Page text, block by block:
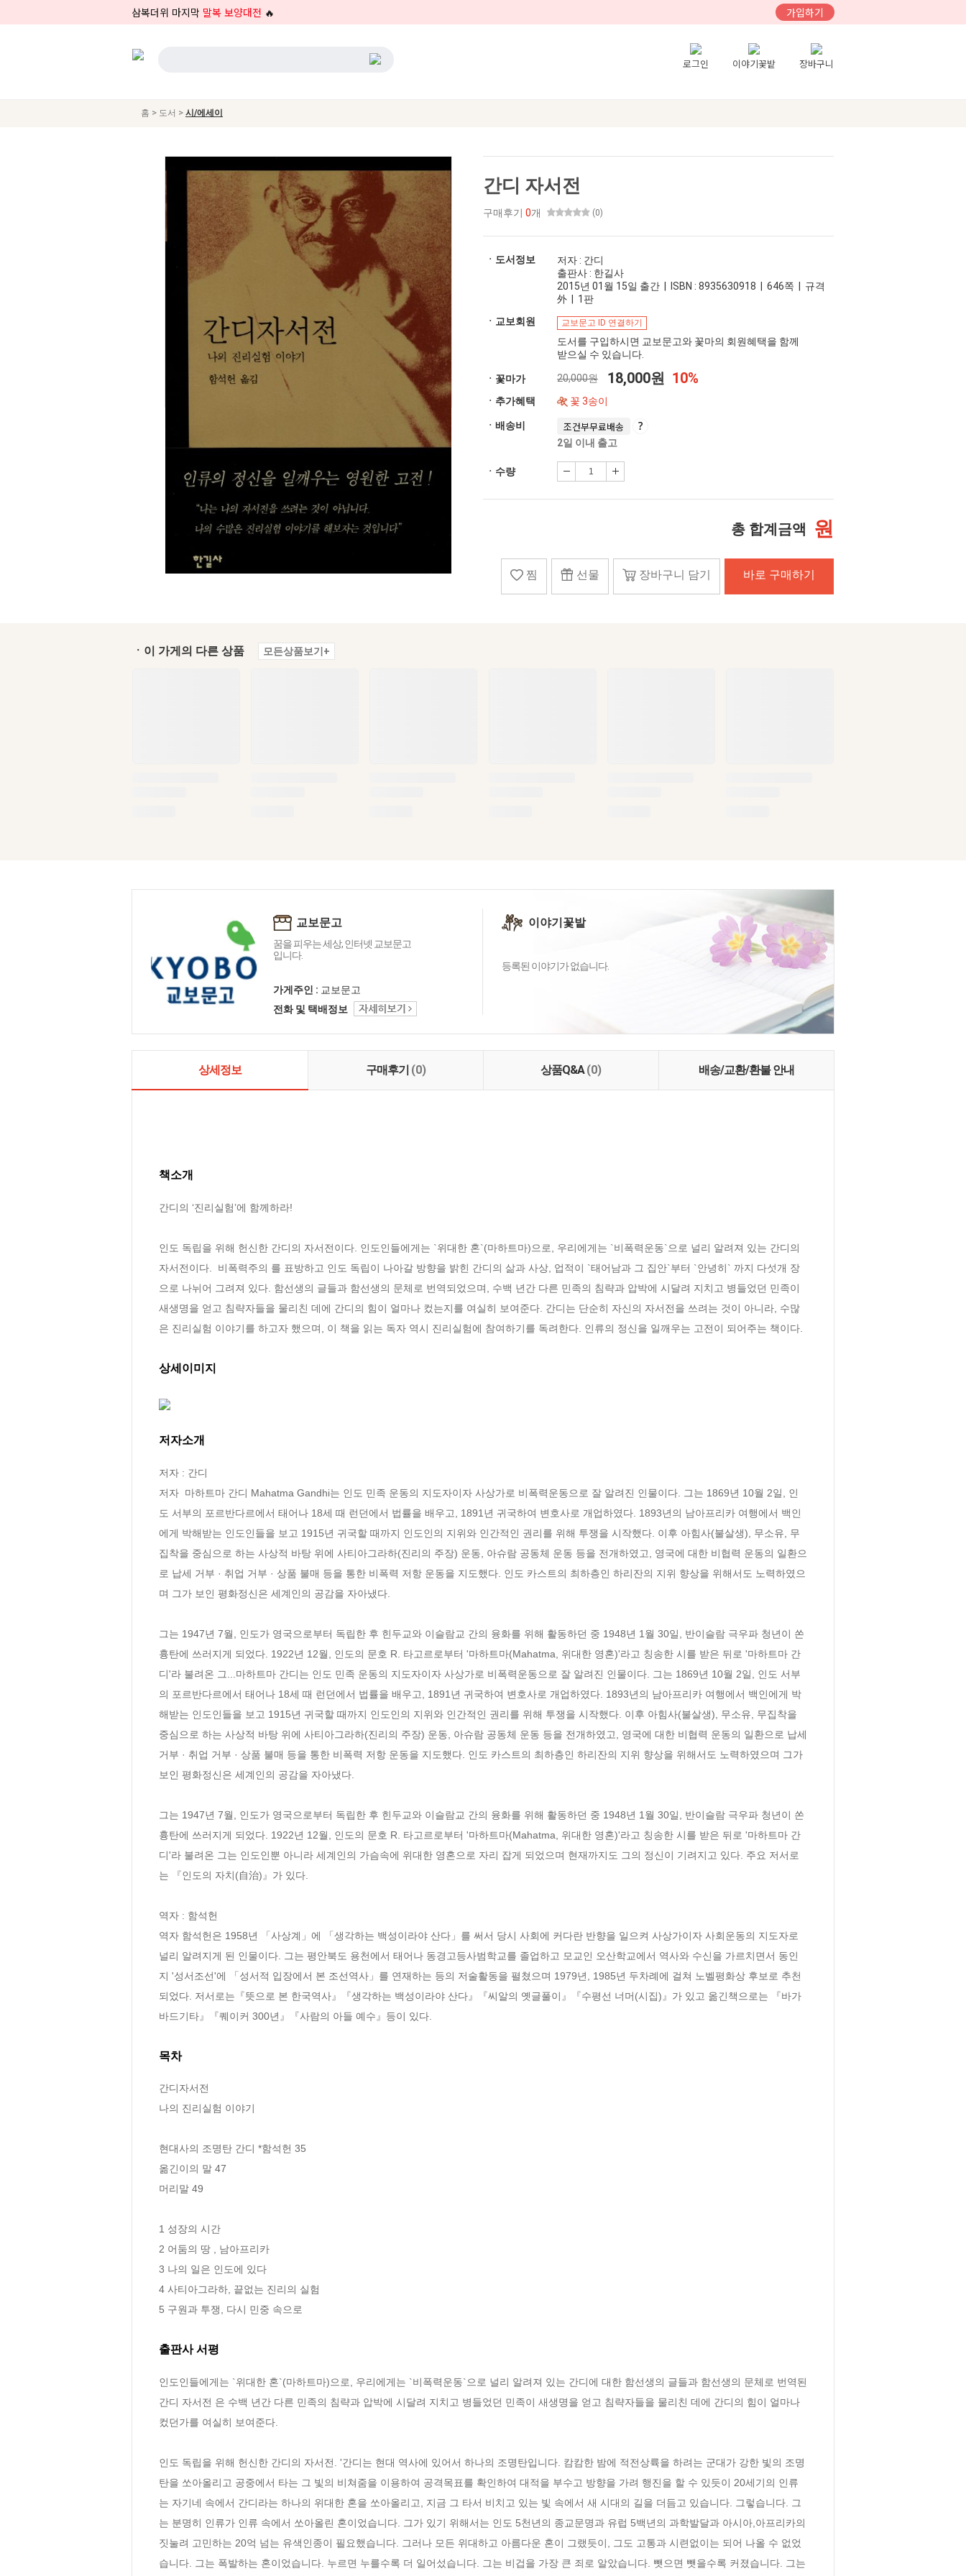
삼복더위 마지막 말복 보양대전 🔥 가입하기
로그인 이야기꽃밭 장바구니
홈 > 도서 > 시/에세이
간디 자서전
구매후기 0개 (0)
ㆍ도서정보
저자 : 간디
출판사 : 한길사
2015년 01월 15일 출간 | ISBN : 8935630918 | 646쪽 | 규격
外 | 1판
ㆍ교보회원
교보문고 ID 연결하기
도서를 구입하시면 교보문고와 꽃마의 회원혜택을 함께
받으실 수 있습니다.
ㆍ꽃마가 20,000원 18,000원 10%
ㆍ추가혜택 꽃 3송이
ㆍ배송비 조건부무료배송
2일 이내 출고
ㆍ수량
총 합계금액 원
찜 선물 장바구니 담기 바로 구매하기
ㆍ이 가게의 다른 상품 모든상품보기+
교보문고
꿈을 피우는 세상, 인터넷 교보문고
입니다.
가게주인 : 교보문고
전화 및 택배정보
이야기꽃밭
등록된 이야기가 없습니다.
상세정보 구매후기 (0) 상품Q&A(0) 배송/교환/환불 안내
책소개
간디의 ‘진리실험’에 함께하라!
인도 독립을 위해 헌신한 간디의 자서전이다. 인도인들에게는 `위대한 혼`(마하트마)으로, 우리에게는 `비폭력운동`으로 널리 알려져 있는 간디의
자서전이다.  비폭력주의 를 표방하고 인도 독립이 나아갈 방향을 밝힌 간디의 삶과 사상, 업적이 `태어남과 그 집안`부터 `안녕히` 까지 다섯개 장
으로 나뉘어 그려져 있다. 함선생의 글들과 함선생의 문체로 번역되었으며, 수백 년간 다른 민족의 침략과 압박에 시달려 지치고 병들었던 민족이
새생명을 얻고 침략자들을 물리친 데에 간디의 힘이 얼마나 컸는지를 여실히 보여준다. 간디는 단순히 자신의 자서전을 쓰려는 것이 아니라, 수많
은 진리실험 이야기를 하고자 했으며, 이 책을 읽는 독자 역시 진리실험에 참여하기를 독려한다. 인류의 정신을 일깨우는 고전이 되어주는 책이다.
상세이미지
저자소개
저자 : 간디
저자  마하트마 간디 Mahatma Gandhi는 인도 민족 운동의 지도자이자 사상가로 비폭력운동으로 잘 알려진 인물이다. 그는 1869년 10월 2일, 인
도 서부의 포르반다르에서 태어나 18세 때 런던에서 법률을 배우고, 1891년 귀국하여 변호사로 개업하였다. 1893년의 남아프리카 여행에서 백인
에게 박해받는 인도인들을 보고 1915년 귀국할 때까지 인도인의 지위와 인간적인 권리를 위해 투쟁을 시작했다. 이후 아힘사(불살생), 무소유, 무
집착을 중심으로 하는 사상적 바탕 위에 사티아그라하(진리의 주장) 운동, 아슈람 공동체 운동 등을 전개하였고, 영국에 대한 비협력 운동의 일환으
로 납세 거부 · 취업 거부 · 상품 불매 등을 통한 비폭력 저항 운동을 지도했다. 인도 카스트의 최하층인 하리잔의 지위 향상을 위해서도 노력하였으
며 그가 보인 평화정신은 세계인의 공감을 자아냈다.
그는 1947년 7월, 인도가 영국으로부터 독립한 후 힌두교와 이슬람교 간의 융화를 위해 활동하던 중 1948년 1월 30일, 반이슬람 극우파 청년이 쏜
흉탄에 쓰러지게 되었다. 1922년 12월, 인도의 문호 R. 타고르로부터 '마하트마(Mahatma, 위대한 영혼)'라고 칭송한 시를 받은 뒤로 '마하트마 간
디'라 불려온 그...마하트마 간디는 인도 민족 운동의 지도자이자 사상가로 비폭력운동으로 잘 알려진 인물이다. 그는 1869년 10월 2일, 인도 서부
의 포르반다르에서 태어나 18세 때 런던에서 법률을 배우고, 1891년 귀국하여 변호사로 개업하였다. 1893년의 남아프리카 여행에서 백인에게 박
해받는 인도인들을 보고 1915년 귀국할 때까지 인도인의 지위와 인간적인 권리를 위해 투쟁을 시작했다. 이후 아힘사(불살생), 무소유, 무집착을
중심으로 하는 사상적 바탕 위에 사티아그라하(진리의 주장) 운동, 아슈람 공동체 운동 등을 전개하였고, 영국에 대한 비협력 운동의 일환으로 납세
거부 · 취업 거부 · 상품 불매 등을 통한 비폭력 저항 운동을 지도했다. 인도 카스트의 최하층인 하리잔의 지위 향상을 위해서도 노력하였으며 그가
보인 평화정신은 세계인의 공감을 자아냈다.
그는 1947년 7월, 인도가 영국으로부터 독립한 후 힌두교와 이슬람교 간의 융화를 위해 활동하던 중 1948년 1월 30일, 반이슬람 극우파 청년이 쏜
흉탄에 쓰러지게 되었다. 1922년 12월, 인도의 문호 R. 타고르로부터 '마하트마(Mahatma, 위대한 영혼)'라고 칭송한 시를 받은 뒤로 '마하트마 간
디'라 불려온 그는 인도인뿐 아니라 세계인의 가슴속에 위대한 영혼으로 자리 잡게 되었으며 현재까지도 그의 정신이 기려지고 있다. 주요 저서로
는 『인도의 자치(自治)』가 있다.
역자 : 함석헌
역자 함석헌은 1958년 「사상계」에 「생각하는 백성이라야 산다」를 써서 당시 사회에 커다란 반향을 일으켜 사상가이자 사회운동의 지도자로
널리 알려지게 된 인물이다. 그는 평안북도 용천에서 태어나 동경고등사범학교를 졸업하고 모교인 오산학교에서 역사와 수신을 가르치면서 동인
지 '성서조선'에 「성서적 입장에서 본 조선역사」를 연재하는 등의 저술활동을 펼쳤으며 1979년, 1985년 두차례에 걸쳐 노벨평화상 후보로 추천
되었다. 저서로는『뜻으로 본 한국역사』『생각하는 백성이라야 산다』『씨알의 옛글풀이』『수평선 너머(시집)』가 있고 옮긴책으로는 『바가
바드기타』『퀘이커 300년』『사람의 아들 예수』등이 있다.
목차
간디자서전
나의 진리실험 이야기
현대사의 조명탄 간디 *함석헌 35
옮긴이의 말 47
머리말 49
1 성장의 시간
2 어둠의 땅 , 남아프리카
3 나의 일은 인도에 있다
4 사티아그라하, 끝없는 진리의 실험
5 구원과 투쟁, 다시 민중 속으로
출판사 서평
인도인들에게는 `위대한 혼`(마하트마)으로, 우리에게는 `비폭력운동`으로 널리 알려져 있는 간디에 대한 함선생의 글들과 함선생의 문체로 번역된
간디 자서전 은 수백 년간 다른 민족의 침략과 압박에 시달려 지치고 병들었던 민족이 새생명을 얻고 침략자들을 물리친 데에 간디의 힘이 얼마나
컸던가를 여실히 보여준다.
인도 독립을 위해 헌신한 간디의 자서전. '간디는 현대 역사에 있어서 하나의 조명탄입니다. 캄캄한 밤에 적전상륙을 하려는 군대가 강한 빛의 조명
탄을 쏘아올리고 공중에서 타는 그 빛의 비쳐줌을 이용하여 공격목표를 확인하여 대적을 부수고 방향을 가려 행진을 할 수 있듯이 20세기의 인류
는 자기네 속에서 간디라는 하나의 위대한 혼을 쏘아올리고, 지금 그 타서 비치고 있는 빛 속에서 새 시대의 길을 더듬고 있습니다. 그렇습니다. 그
는 분명히 인류가 인류 속에서 쏘아올린 혼이었습니다. 그가 있기 위해서는 인도 5천년의 종교문명과 유럽 5백년의 과학발달과 아시아,아프리카의
짓눌려 고민하는 20억 넘는 유색인종이 필요했습니다. 그러나 모든 위대하고 아름다운 혼이 그랬듯이, 그도 고통과 시련없이는 되어 나올 수 없었
습니다. 그는 폭발하는 혼이었습니다. 누르면 누를수록 더 일어섰습니다. 그는 비겁을 가장 큰 죄로 알았습니다. 뺏으면 뺏을수록 커졌습니다. 그는